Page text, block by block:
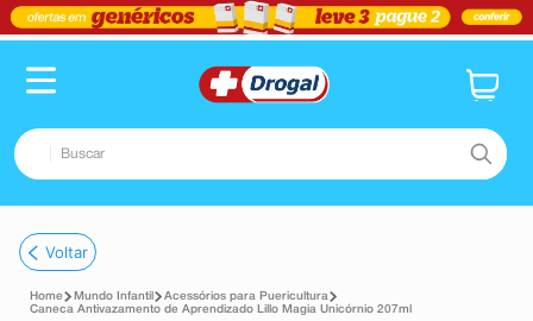
Buscar
1º pampers confort sec max
2º fralda
Voltar
Mundo Infantil
Acessórios para Puericultura
Caneca Antivazamento de Aprendizado Lillo Magia Unicórnio 207ml